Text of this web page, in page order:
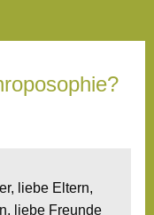
liebe Eltern,
liebe Freunde